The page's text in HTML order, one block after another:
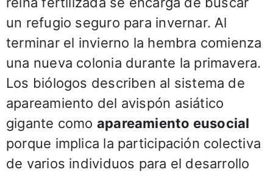
un refugio seguro para invernar. Al
terminar el invierno la hembra comienza
una nueva colonia durante la primavera.
Los biólogos describen al sistema de
apareamiento del avispón asiático
gigante como apareamiento eusocial
porque implica la participación colectiva
de varios individuos para el desarrollo